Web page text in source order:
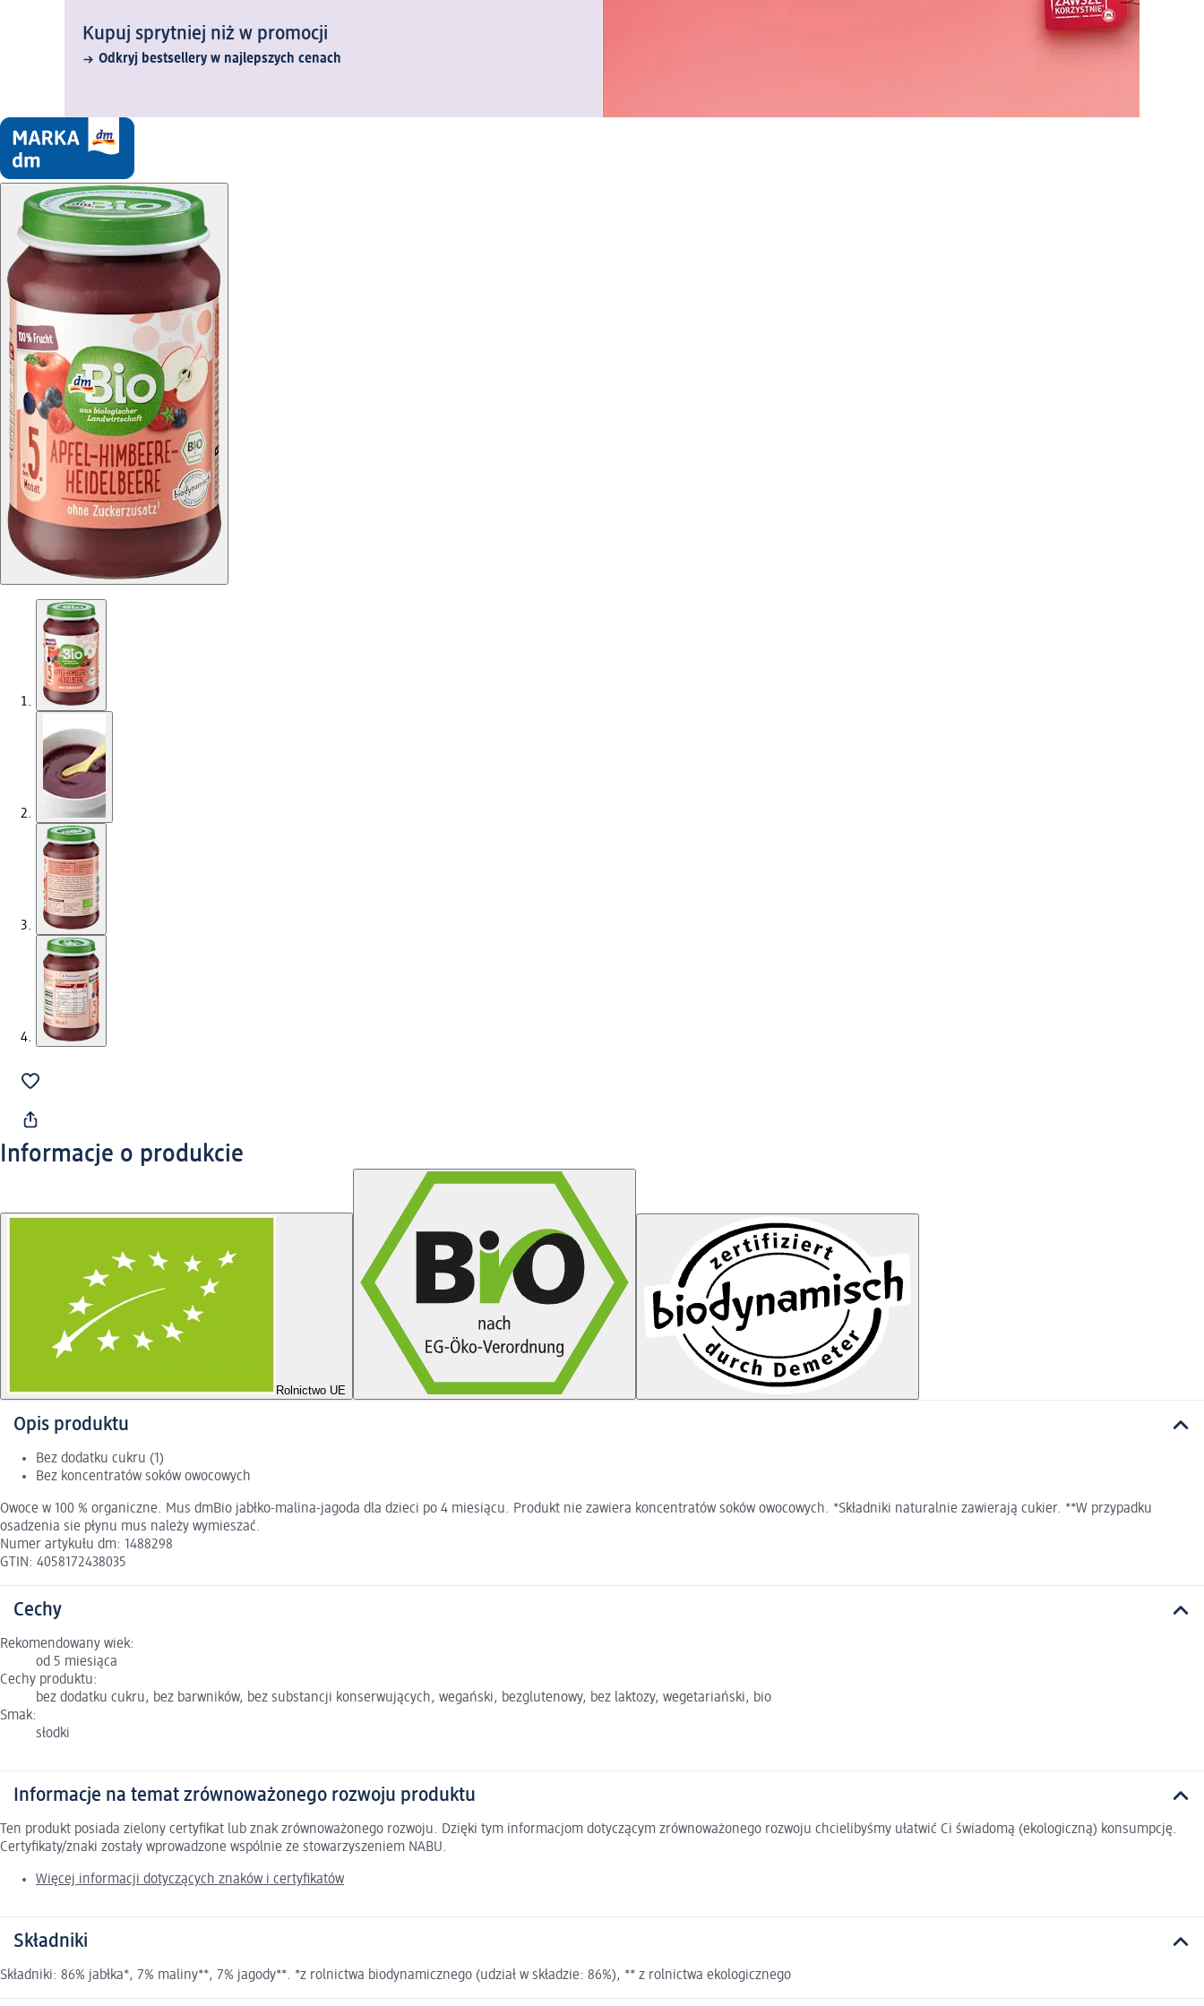
Kupuj sprytniej niż w promocji
Odkryj bestsellery w najlepszych cenach
Informacje o produkcie
Rolnictwo UE
Opis produktu
Bez dodatku cukru (1)
Bez koncentratów soków owocowych
Owoce w 100 % organiczne. Mus dmBio jabłko-malina-jagoda dla dzieci po 4 miesiącu. Produkt nie zawiera koncentratów soków owocowych. *Składniki naturalnie zawierają cukier. **W przypadku
osadzenia sie płynu mus należy wymieszać.
Numer artykułu dm: 1488298
GTIN: 4058172438035
Cechy
Rekomendowany wiek:
od 5 miesiąca
Cechy produktu:
bez dodatku cukru, bez barwników, bez substancji konserwujących, wegański, bezglutenowy, bez laktozy, wegetariański, bio
Smak:
słodki
Informacje na temat zrównoważonego rozwoju produktu
Ten produkt posiada zielony certyfikat lub znak zrównoważonego rozwoju. Dzięki tym informacjom dotyczącym zrównoważonego rozwoju chcielibyśmy ułatwić Ci świadomą (ekologiczną) konsumpcję.
Certyfikaty/znaki zostały wprowadzone wspólnie ze stowarzyszeniem NABU.
Więcej informacji dotyczących znaków i certyfikatów
Składniki
Składniki: 86% jabłka*, 7% maliny**, 7% jagody**. *z rolnictwa biodynamicznego (udział w składzie: 86%), ** z rolnictwa ekologicznego